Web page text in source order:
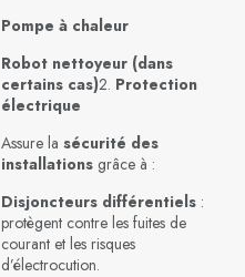
Pompe à chaleur
Robot nettoyeur (dans
certains cas)2. Protection
électrique
Assure la sécurité des
installations grâce à :
Disjoncteurs différentiels :
protègent contre les fuites de
courant et les risques
d’électrocution.